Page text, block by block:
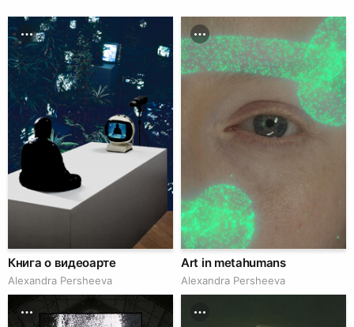
Книга о видеоарте
Alexandra Persheeva
Art in metahumans
Alexandra Persheeva